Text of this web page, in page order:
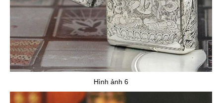
Hình ảnh 6